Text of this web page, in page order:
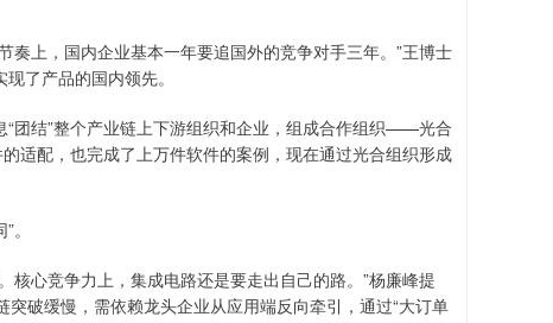
上，国内企业基本一年要追国外的竞争对手三年。”王博士
了产品的国内领先。
结”整个产业链上下游组织和企业，组成合作组织——光合
适配，也完成了上万件软件的案例，现在通过光合组织形成
心竞争力上，集成电路还是要走出自己的路。”杨廉峰提
破缓慢，需依赖龙头企业从应用端反向牵引，通过“大订单